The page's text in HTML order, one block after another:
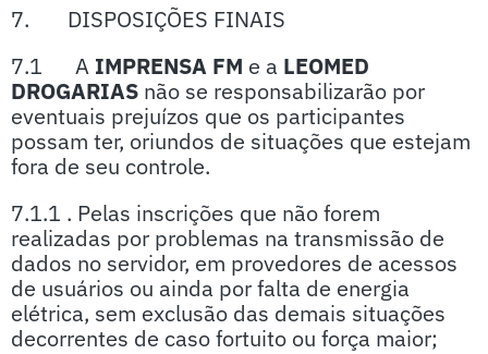
7. DISPOSIÇÕES FINAIS
7.1 A IMPRENSA FM e a LEOMED
DROGARIAS não se responsabilizarão por
eventuais prejuízos que os participantes
possam ter, oriundos de situações que estejam
fora de seu controle.
7.1.1 . Pelas inscrições que não forem
realizadas por problemas na transmissão de
dados no servidor, em provedores de acessos
de usuários ou ainda por falta de energia
elétrica, sem exclusão das demais situações
decorrentes de caso fortuito ou força maior;